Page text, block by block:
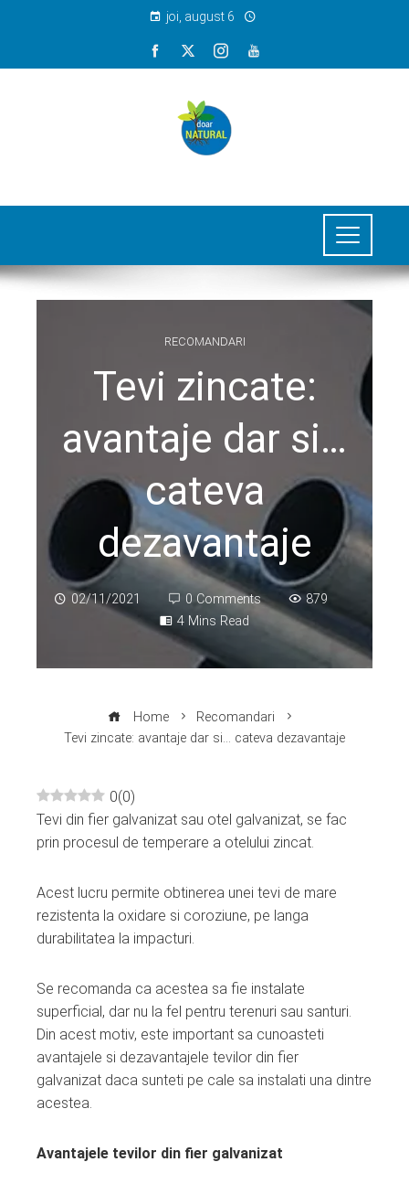
joi, august 6
RECOMANDARI
Tevi zincate:
avantaje dar si…
cateva
dezavantaje
02/11/2021 0 Comments
879
4 Mins Read
Home
Recomandari
Tevi zincate: avantaje dar si… cateva dezavantaje
0(0)
Tevi din fier galvanizat sau otel galvanizat, se fac
prin procesul de temperare a otelului zincat.
Acest lucru permite obtinerea unei tevi de mare
rezistenta la oxidare si coroziune, pe langa
durabilitatea la impacturi.
Se recomanda ca acestea sa fie instalate
superficial, dar nu la fel pentru terenuri sau santuri.
Din acest motiv, este important sa cunoasteti
avantajele si dezavantajele tevilor din fier
galvanizat daca sunteti pe cale sa instalati una dintre
acestea.
Avantajele tevilor din fier galvanizat